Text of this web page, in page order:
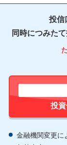
投信
同時につみた
投
金融機関変更に